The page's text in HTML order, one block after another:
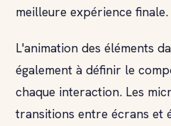
meilleure expérience finale.
L'animation des éléments
également à définir le
chaque interaction. Les
transitions entre écrans et